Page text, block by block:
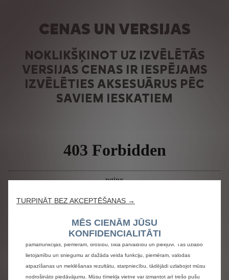
CENAS UN VERSIJAS
NOKLIKŠĶINOT UZ IZVĒLĒTĀS
VERSIJAS CENAS IR IESPĒJAMS
IZVĒLĒTIES AKSESUĀRUS PĒC
SAVIEM IESKATIEM
Informācija un cenas par transportlīdzekļiem un to pamata un
papildu aprīkojumu ir tikai informatīviem nolūkiem. Importētājs
patur tiesības to mainīt bez brīdinājuma.
Cenu sarakstā ir norādītas ieteicamās mazumtirdzniecības
TURPINĀT BEZ AKCEPTĒŠANAS →
MĒS CIENĀM JŪSU
KONFIDENCIALITĀTI
Mēs izmantojam sīkdatnes, lai sniegtu Jums vislabāko mūsu tīmekļa vietnes
izmantošanas pieredzi. Sīkdatnes ļauj mums nodrošināt tīmekļa vietnes
pamatfunkcijas, piemēram, drošību, tīkla pārvaldību un piekļuvi. Tās uzlabo
lietojamību un sniegumu ar dažāda veida funkciju, piemēram, valodas
atpazīšanas un meklēšanas rezultātu, starpniecību, tādējādi uzlabojot mūsu
nodrošināto piedāvājumu. Mūsu tīmekļa vietne var izmantot arī trešo pušu